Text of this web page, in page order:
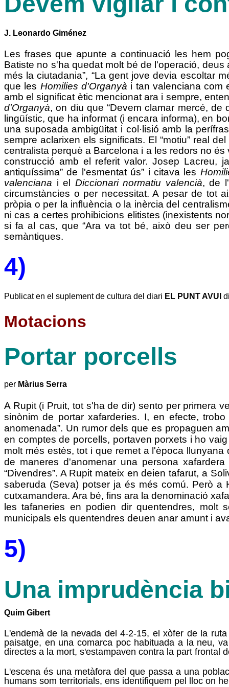
J. Leonardo Giménez
Les frases que apunte a continuació les hem
Batiste no s'ha quedat molt bé de l'operació,
més la ciutadania”, “La gent jove devia escoltar
que les Homilies d'Organyà i tan valenciana com
amb el significat ètic mencionat ara i sempre,
d'Organyà, on diu que “Devem clamar mercé,
lingüístic, que ha informat (i encara informa), en
una suposada ambigüitat i col·lisió amb la
sempre aclarixen els significats. El “motiu” real
centralista perquè a Barcelona i a les redors no
construcció amb el referit valor. Josep Lacreu,
antiquíssima” de l'esmentat ús” i citava les
valenciana i el Diccionari normatiu valencià, de
circumstàncies o per necessitat. A pesar de tot
pròpia o per la influència o la inèrcia del
ni cas a certes prohibicions elitistes (inexistents
si fa al cas, que “Ara va tot bé, això deu ser
semàntiques.
4)
Publicat en el suplement de cultura del diari EL PUNT AVUI
Motacions
Portar porcells
per Màrius Serra
A Rupit (i Pruit, tot s'ha de dir) sento per primera
sinònim de portar xafarderies. I, en efecte,
anomenada”. Un rumor dels que es propaguen
en comptes de porcells, portaven porxets i ho
molt més estès, tot i que remet a l'època
de maneres d'anomenar una persona
“Divendres”. A Rupit mateix en deien tafarut, a
saberuda (Seva) potser ja és més comú. Però
cutxamandera. Ara bé, fins ara la denominació
les tafaneries en podien dir quentendres, molt
municipals els quentendres deuen anar amunt i
5)
Una imprudència
Quim Gibert
L'endemà de la nevada del 4-2-15, el xòfer de la
paisatge, en una comarca poc habituada a la neu,
directes a la mort, s'estampaven contra la part frontal
L'escena és una metàfora del que passa a una
humans som territorials, ens identifiquem pel lloc on